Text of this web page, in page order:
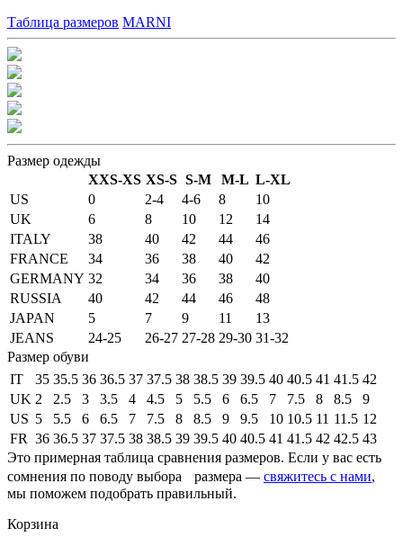
Таблица размеров MARNI
Размер одежды
XXS-XS XS-S S-M M-L L-XL
US
0 2-4 4-6 8
10
UK
6 8 10 12
14
ITALY
38 40 42 44
46
FRANCE
34 36 38 40
42
GERMANY 32 34 36 38
40
RUSSIA
40 42 44 46
48
JAPAN
5 7 9 11
13
JEANS
24-25 26-27 27-28 29-30 31-32
Размер обуви
IT
35 35.5 36 36.5 37 37.5 38 38.5 39 39.5 40 40.5 41 41.5 42
UK 2 2.5 3 3.5 4 4.5 5 5.5 6 6.5 7 7.5 8 8.5
9
US 5 5.5 6 6.5 7 7.5 8 8.5 9 9.5 10 10.5 11 11.5 12
FR 36 36.5 37 37.5 38 38.5 39 39.5 40 40.5 41 41.5 42 42.5 43
Это примерная таблица сравнения размеров. Если у вас есть
сомнения по поводу выбора размера — свяжитесь с нами,
мы поможем подобрать правильный.
Корзина